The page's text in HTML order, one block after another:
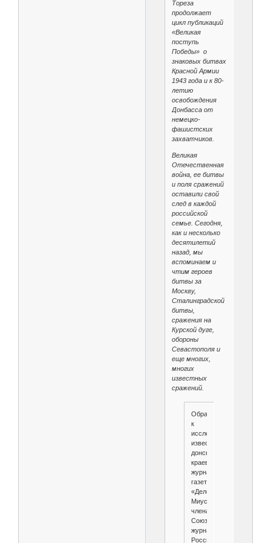
Тореза
продолжает
цикл публикаций
«Великая
поступь
Победы» о
знаковых битвах
Красной Армии
1943 года и к 80-
летию
освобождения
Донбасса от
немецко-
фашистских
захватчиков.
Великая
Отечественная
война, ее битвы
и поля сражений
оставили свой
след в каждой
российской
семье. Сегодня,
как и несколько
десятилетий
назад, мы
вспоминаем и
чтим героев
битвы за
Москву,
Сталинградской
битвы,
сражения на
Курской дуге,
обороны
Севастополя и
еще многих,
многих
известных
сражений.
Обратимся
к
исследованиям
известного
донского
краеведа,
журналиста
газеты
«Деловой
Миус»,
члена
Союза
журналистов
России,